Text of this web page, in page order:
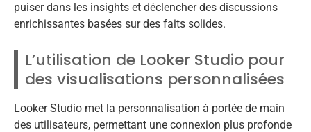
puiser dans les insights et déclencher des discussions
enrichissantes basées sur des faits solides.
L’utilisation de Looker Studio pour
des visualisations personnalisées
Looker Studio met la personnalisation à portée de main
des utilisateurs, permettant une connexion plus profonde